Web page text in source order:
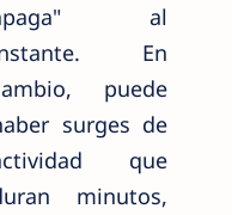
al
En
puede
surges de
que
minutos,